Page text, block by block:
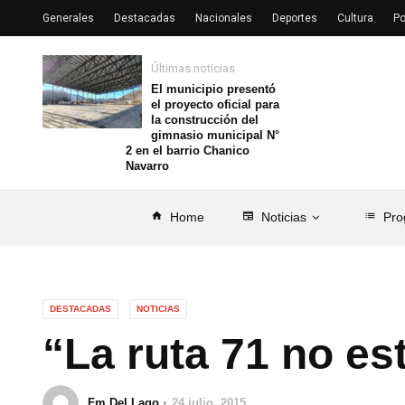
home Home newspaper Noticias list
Últimas noticias
El municipio presentó
el proyecto oficial para
la construcción del
gimnasio municipal N°
2 en el barrio Chanico
Navarro
Generales Destacadas Nacionales Deportes Cultura
DESTACADAS NOTICIAS
“La ruta 71 no